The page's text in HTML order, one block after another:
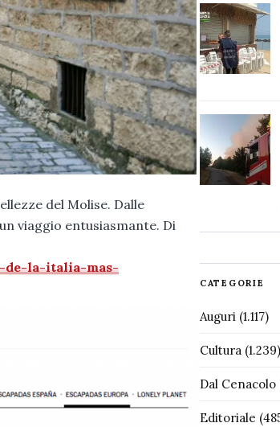
del Molise. Dalle
viaggio entusiasmante. Di
de-la-italia-mas-
CATEGORIE
Auguri(1.117)
Cultura(1.239)
Dal Cenacolo
Editoriale